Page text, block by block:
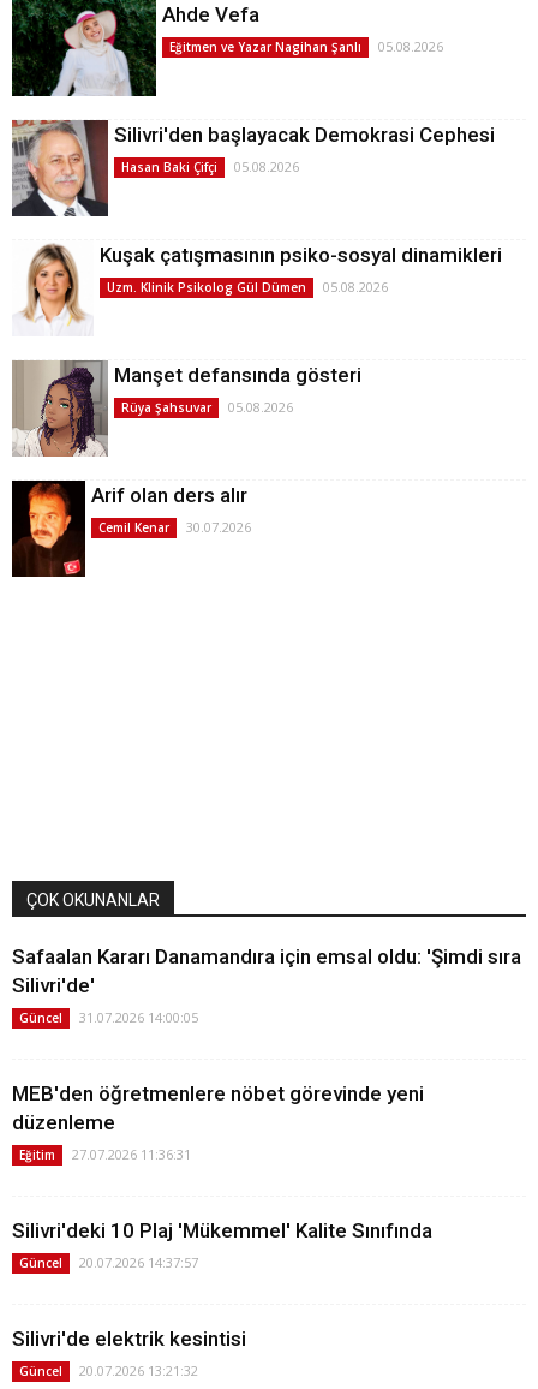
Ahde Vefa
Eğitmen ve Yazar Nagihan Şanlı 05.08.2026
Silivri'den başlayacak Demokrasi Cephesi
Hasan Baki Çifçi 05.08.2026
Kuşak çatışmasının psiko-sosyal dinamikleri
Uzm. Klinik Psikolog Gül Dümen 05.08.2026
Manşet defansında gösteri
Rüya Şahsuvar 05.08.2026
Arif olan ders alır
Cemil Kenar 30.07.2026
ÇOK OKUNANLAR
Safaalan Kararı Danamandıra için emsal oldu: 'Şimdi sıra
Silivri'de'
Güncel 31.07.2026 14:00:05
MEB'den öğretmenlere nöbet görevinde yeni
düzenleme
Eğitim 27.07.2026 11:36:31
Silivri'deki 10 Plaj 'Mükemmel' Kalite Sınıfında
Güncel 20.07.2026 14:37:57
Silivri'de elektrik kesintisi
Güncel 20.07.2026 13:21:32